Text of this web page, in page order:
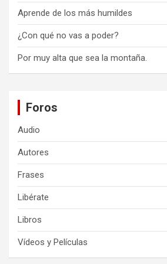
Aprende de los más humildes
¿Con qué no vas a poder?
Por muy alta que sea la montaña.
Foros
Audio
Autores
Frases
Libérate
Libros
Vídeos y Películas